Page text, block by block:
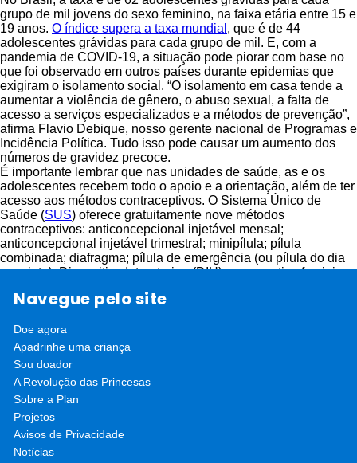
grupo de mil jovens do sexo feminino, na faixa etária entre 15 e
19 anos. O índice supera a taxa mundial , que é de 44
adolescentes grávidas para cada grupo de mil. E, com a
pandemia de COVID-19, a situação pode piorar com base no
que foi observado em outros países durante epidemias que
exigiram o isolamento social. “O isolamento em casa tende a
aumentar a violência de gênero, o abuso sexual, a falta de
acesso a serviços especializados e a métodos de prevenção”,
afirma Flavio Debique, nosso gerente nacional de Programas e
Incidência Política. Tudo isso pode causar um aumento dos
números de gravidez precoce.
É importante lembrar que nas unidades de saúde, as e os
adolescentes recebem todo o apoio e a orientação, além de ter
acesso aos métodos contraceptivos. O Sistema Único de
Saúde (SUS) oferece gratuitamente nove métodos
contraceptivos: anticoncepcional injetável mensal;
anticoncepcional injetável trimestral; minipílula; pílula
combinada; diafragma; pílula de emergência (ou pílula do dia
seguinte); Dispositivo Intrauterino (DIU); preservativo feminino
“Os métodos contraceptivos estão acessíveis aos adolescentes
infecções. Adolescentes têm direito à confidencialidade e
atendimento sem a presença de uma pessoa adulta. Mesmo
durante a pandemia, os serviços continuam funcionando!”,
reforça Nicole Campos, nossa gerente técnica.
Navegue pelo site
Doe agora
Apadrinhe uma criança
Sou doador
A Revolução das Princesas
Sobre a Plan
Projetos
Avisos de Privacidade
Notícias